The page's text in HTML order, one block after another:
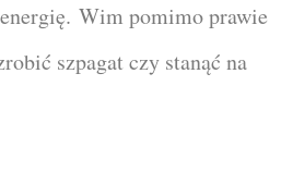
Wim pomimo prawie
szpagat czy stanąć na